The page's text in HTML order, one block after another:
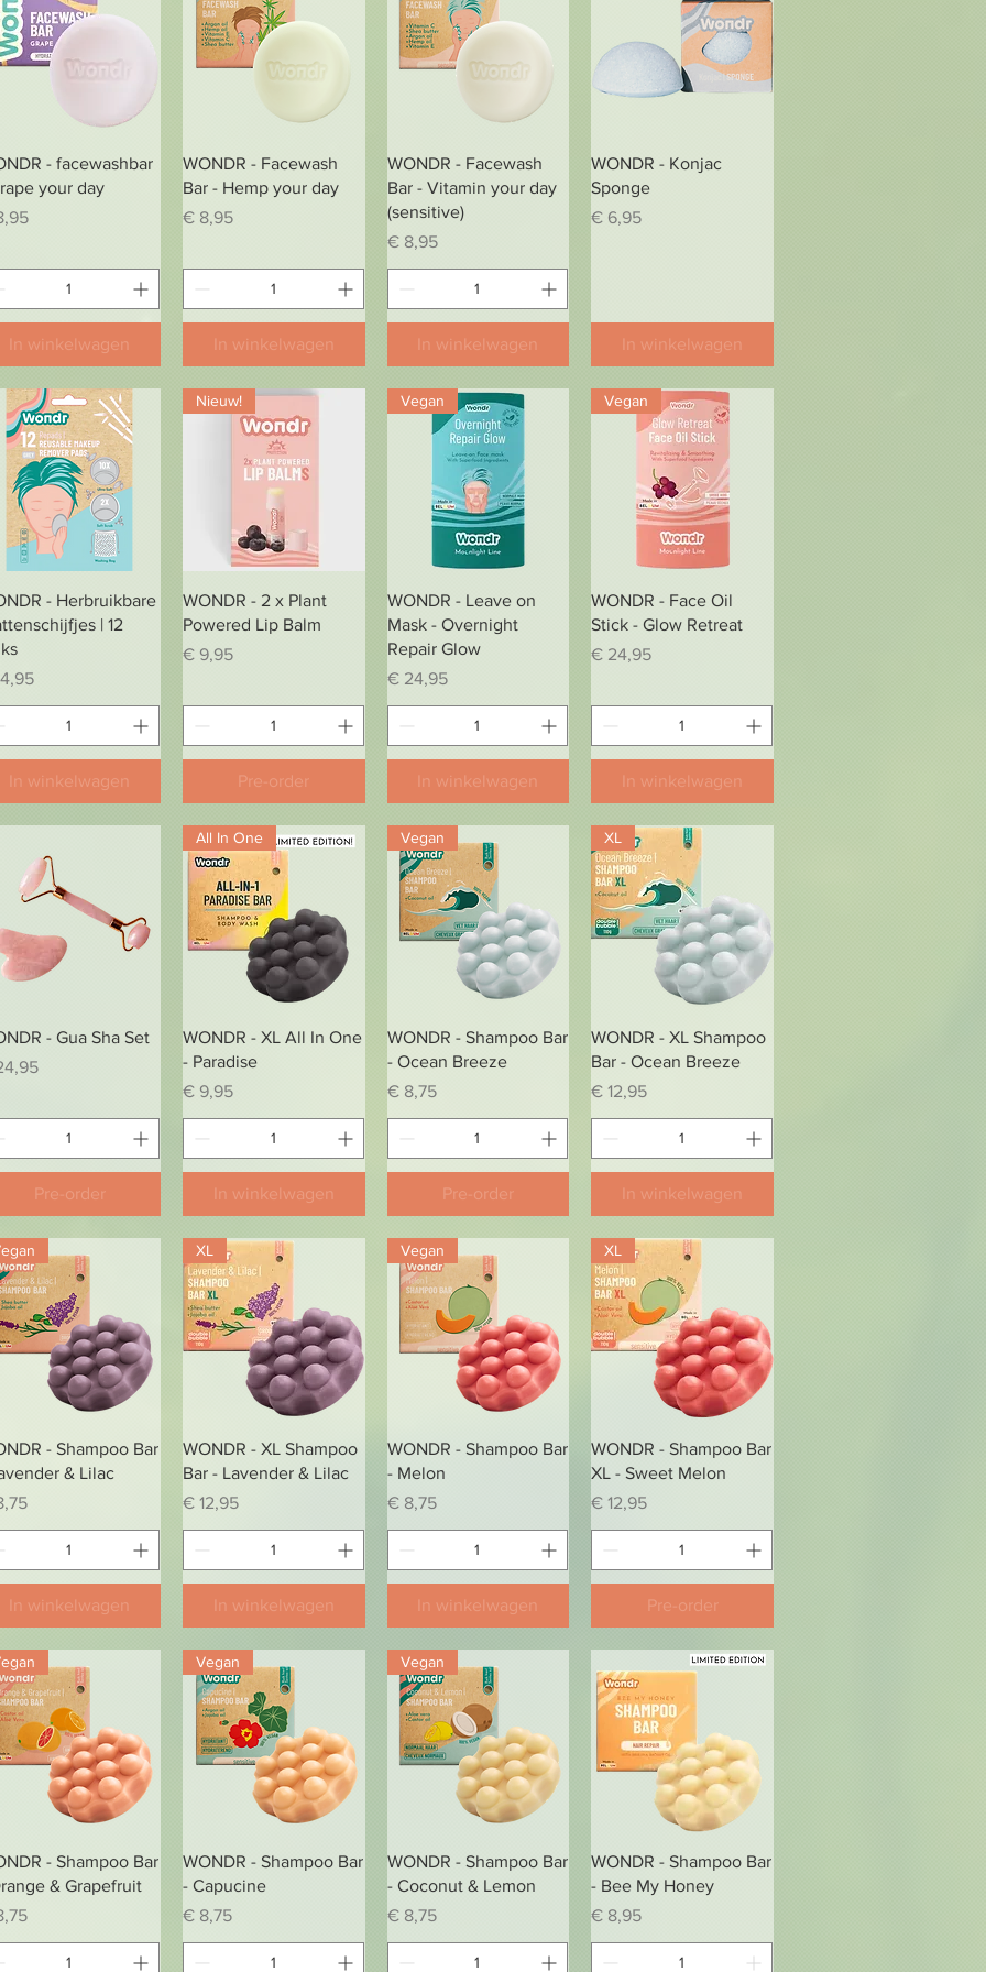
Snel overzicht
- facewashbar
your day
In winkelwagen
Snel overzicht
WONDR - Facewash
Bar - Hemp your day
Prijs
€ 8,95
In winkelwagen
Snel overzicht
WONDR - Facewash
Bar - Vitamin your day
(sensitive)
Prijs
€ 8,95
In winkelwagen
Snel overzicht
WONDR - Konjac
Sponge
Prijs
€ 6,95
In winkelwagen
Snel overzicht
- Herbruikbare
| 12
In winkelwagen
Snel overzicht
Nieuw!
WONDR - 2 x Plant
Powered Lip Balm
Prijs
€ 9,95
Pre-order
Snel overzicht
Vegan
WONDR - Leave on
Mask - Overnight
Repair Glow
Prijs
€ 24,95
In winkelwagen
Snel overzicht
Vegan
WONDR - Face Oil
Stick - Glow Retreat
Prijs
€ 24,95
In winkelwagen
Snel overzicht
- Gua Sha Set
Pre-order
Snel overzicht
All In One
WONDR - XL All In One
- Paradise
Prijs
€ 9,95
In winkelwagen
Snel overzicht
Vegan
WONDR - Shampoo Bar
- Ocean Breeze
Prijs
€ 8,75
Pre-order
Snel overzicht
XL
WONDR - XL Shampoo
Bar - Ocean Breeze
Prijs
€ 12,95
In winkelwagen
Snel overzicht
- Shampoo Bar
& Lilac
In winkelwagen
Snel overzicht
XL
WONDR - XL Shampoo
Bar - Lavender & Lilac
Prijs
€ 12,95
In winkelwagen
Snel overzicht
Vegan
WONDR - Shampoo Bar
- Melon
Prijs
€ 8,75
In winkelwagen
Snel overzicht
XL
WONDR - Shampoo Bar
XL - Sweet Melon
Prijs
€ 12,95
Pre-order
Snel overzicht
- Shampoo Bar
& Grapefruit
Snel overzicht
Vegan
WONDR - Shampoo Bar
- Capucine
Prijs
€ 8,75
Snel overzicht
Vegan
WONDR - Shampoo Bar
- Coconut & Lemon
Prijs
€ 8,75
Snel overzicht
WONDR - Shampoo Bar
- Bee My Honey
Prijs
€ 8,95